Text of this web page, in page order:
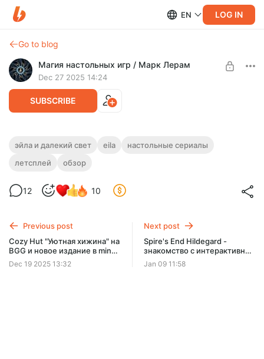
EN LOG IN
Go to blog
Магия настольных игр / Марк Лерам
Dec 27 2025 14:24
SUBSCRIBE
Эйла и далекий свет - читаем и играем
интерактивную книгу
свет.
UNLOCK POST
эйла и далекий свет eila
настольные сериалы
летсплей
обзор
12 10
Previous post
Cozy Hut "Уютная хижина" на
BGG и новое издание в mint
формате!
Dec 19 2025 13:32
Next post
Spire's End Hildegard -
знакомство с интерактивной
игрой-приключением
Jan 09 11:58